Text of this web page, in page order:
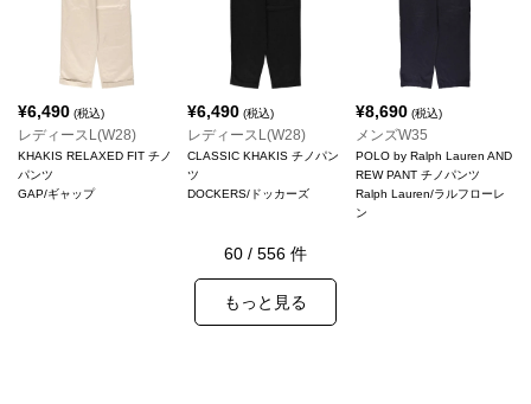
¥6,490 (税込)
レディースL(W28)
KHAKIS RELAXED FIT チノ
パンツ
GAP/ギャップ
¥6,490(税込)
レディースL(W28)
CLASSIC KHAKIS チノパン
ツ
DOCKERS/ドッカーズ
¥8,690 (税込)
メンズW35
POLO by Ralph Lauren AND
REW PANT チノパンツ
Ralph Lauren/ラルフローレ
ン
60 / 556 件
もっと見る